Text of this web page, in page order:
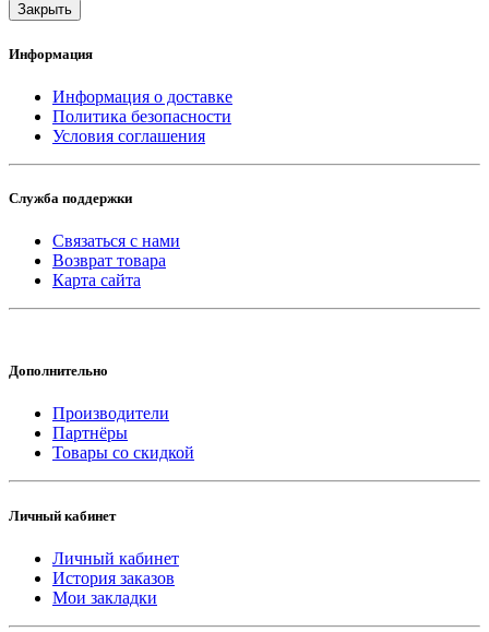
Закрыть
Информация
Информация о доставке
Политика безопасности
Условия соглашения
Служба поддержки
Связаться с нами
Возврат товара
Карта сайта
Дополнительно
Производители
Партнёры
Товары со скидкой
Личный кабинет
Личный кабинет
История заказов
Мои закладки